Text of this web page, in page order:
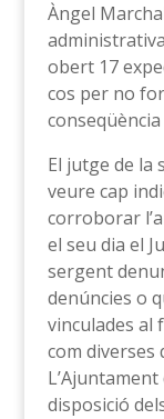
Àngel
obert 17
cos per no
El jutge de la
veure cap
corroborar
el seu dia el
sergent
denúncies o
vinculades al
com diverses
disposició